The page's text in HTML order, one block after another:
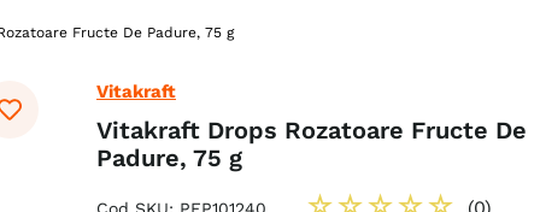
Fructe De Padure, 75 g
Vitakraft
Vitakraft Drops Rozatoare Fructe De
Padure, 75 g
Cod SKU: PEP101240 (0)